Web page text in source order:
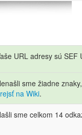
URL adresy sú
sme žiadne
na Wiki.
sme celkom 14